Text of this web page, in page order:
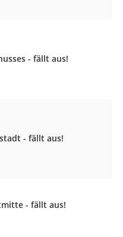
- fällt aus!
- fällt aus!
- fällt aus!